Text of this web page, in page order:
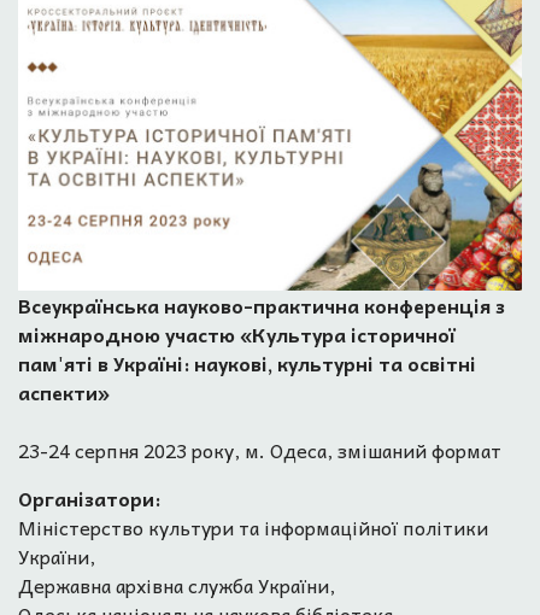
Всеукраїнська науково-практична конференція з
міжнародною участю «Культура історичної
пам'яті в Україні: наукові, культурні та освітні
аспекти»
23-24 серпня 2023 року, м. Одеса, змішаний формат
Організатори:
Міністерство культури та інформаційної політики
України,
Державна архівна служба України,